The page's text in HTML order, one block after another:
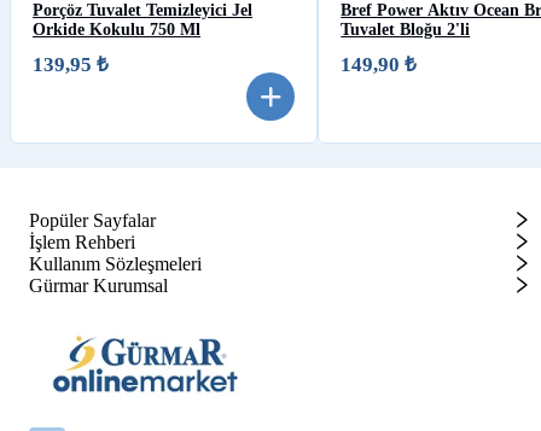
Porçöz Tuvalet Temizleyici Jel
Orkide Kokulu 750 Ml
139,95 ₺
Bref Power Aktıv Ocean
Tuvalet Bloğu 2'li
149,90 ₺
Popüler Sayfalar
İşlem Rehberi
Kullanım Sözleşmeleri
Gürmar Kurumsal